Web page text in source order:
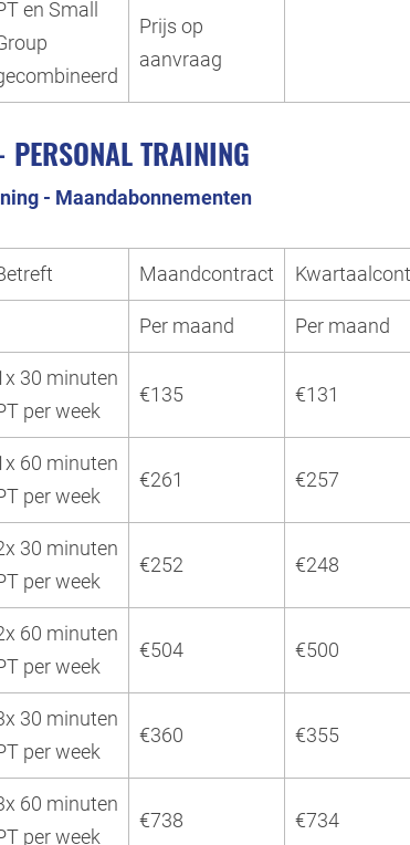
en Small
Prijs op
aanvraag
PERSONAL TRAINING
- Maandabonnementen
Maandcontract
Per maand Per maand
30 minuten
per week
€135 €131
60 minuten
per week
€261 €257
30 minuten
per week
€252 €248
60 minuten
per week
€504 €500
30 minuten
per week
€360 €355
60 minuten
per week
€738 €734